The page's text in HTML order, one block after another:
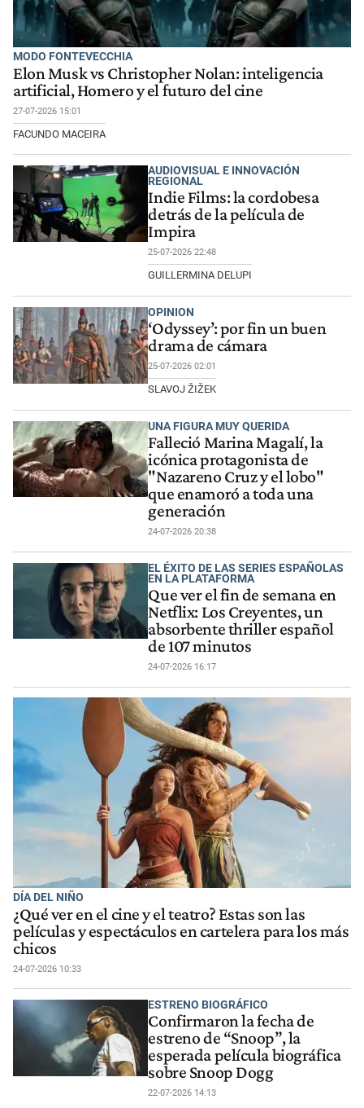
MODO FONTEVECCHIA
Elon Musk vs Christopher Nolan: inteligencia
artificial, Homero y el futuro del cine
27-07-2026 15:01
FACUNDO MACEIRA
AUDIOVISUAL E INNOVACIÓN
REGIONAL
Indie Films: la cordobesa
detrás de la película de
Impira
25-07-2026 22:48
GUILLERMINA DELUPI
OPINION
‘Odyssey’: por fin un buen
drama de cámara
25-07-2026 02:01
SLAVOJ ŽIŽEK
UNA FIGURA MUY QUERIDA
Falleció Marina Magalí, la
icónica protagonista de
"Nazareno Cruz y el lobo"
que enamoró a toda una
generación
24-07-2026 20:38
EL ÉXITO DE LAS SERIES ESPAÑOLAS
EN LA PLATAFORMA
Que ver el fin de semana en
Netflix: Los Creyentes, un
absorbente thriller español
de 107 minutos
24-07-2026 16:17
DÍA DEL NIÑO
¿Qué ver en el cine y el teatro? Estas son las
películas y espectáculos en cartelera para los más
chicos
24-07-2026 10:33
ESTRENO BIOGRÁFICO
Confirmaron la fecha de
estreno de “Snoop”, la
esperada película biográfica
sobre Snoop Dogg
22-07-2026 14:13